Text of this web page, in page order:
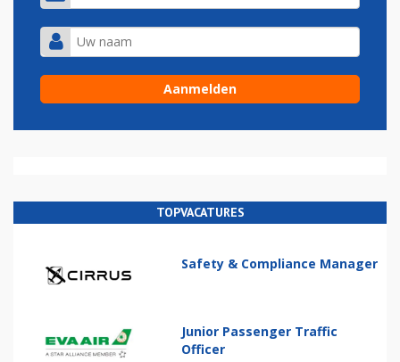
TOPVACATURES
Safety & Compliance Manager
Junior Passenger Traffic
Officer